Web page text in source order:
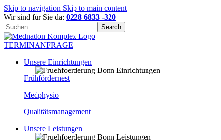
Skip to navigation Skip to main content
Wir sind für Sie da: 0228 6833 -320
Search
TERMINANFRAGE
Unsere Einrichtungen
Frühfördernest
Medphysio
Qualitätsmanagement
Unsere Leistungen